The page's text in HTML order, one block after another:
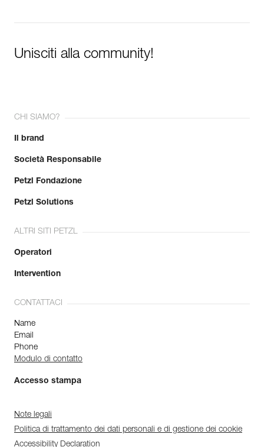
Unisciti alla community!
CHI SIAMO?
Il brand
Società Responsabile
Petzl Fondazione
Petzl Solutions
ALTRI SITI PETZL
Operatori
Intervention
CONTATTACI
Name
Email
Phone
Modulo di contatto
Accesso stampa
Note legali
Politica di trattamento dei dati personali e di gestione dei cookie
Accessibility Declaration